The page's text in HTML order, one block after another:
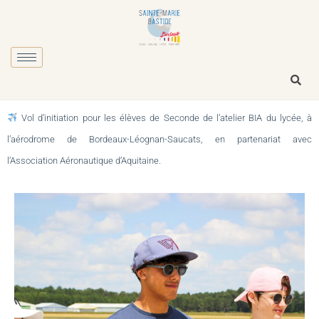
Vol d’initiation pour les élèves de Seconde de l’atelier BIA du lycée, à
l’aérodrome de Bordeaux-Léognan-Saucats, en partenariat avec
l’Association Aéronautique d’Aquitaine.